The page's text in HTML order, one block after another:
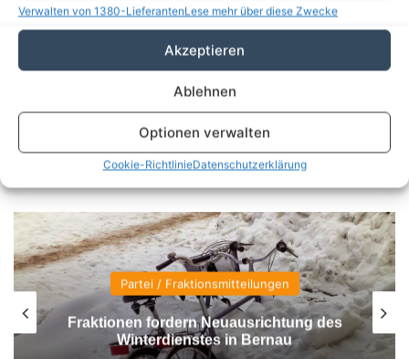
Verwalten von 1380-LieferantenLese mehr über diese Zwecke
Akzeptieren
Ablehnen
Optionen verwalten
Cookie-RichtlinieDatenschutzerklärung
Beruf
Tag der offenen Tür an den
Diakonischen Schulen Lobetal